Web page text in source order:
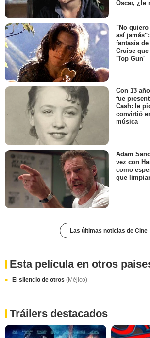
Óscar, ¿le
"No
así
fantasía
Cruise
'Top Gun'
Con 13
fue
Cash: le
convirtió
música
Adam
vez con
como
que
Las últimas noticias de Cine
Esta película en otros
El silencio de otros (Méjico)
Tráilers destacados